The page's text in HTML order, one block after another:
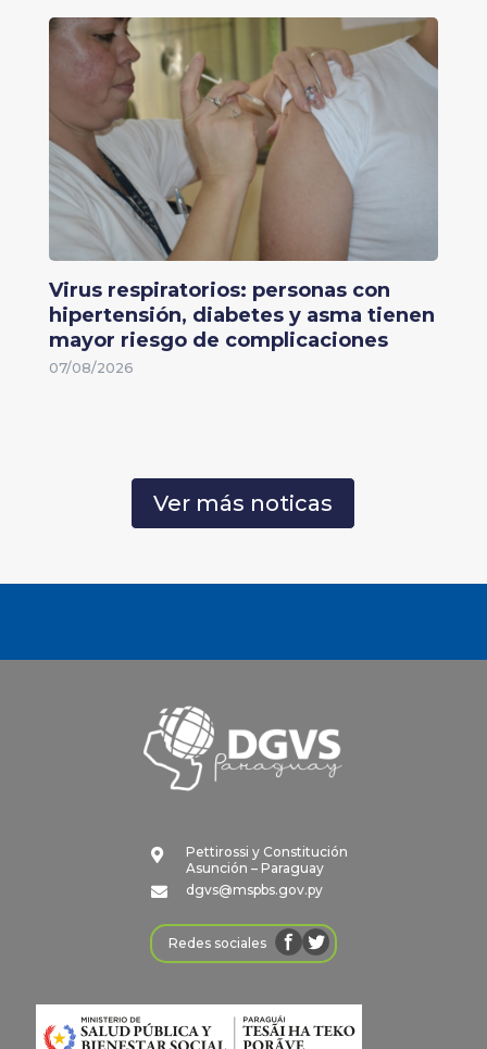
Virus respiratorios: personas con
hipertensión, diabetes y asma tienen
mayor riesgo de complicaciones
07/08/2026
Ver más noticas

Pettirossi y Constitución
Asunción – Paraguay

dgvs@mspbs.gov.py
Redes sociales